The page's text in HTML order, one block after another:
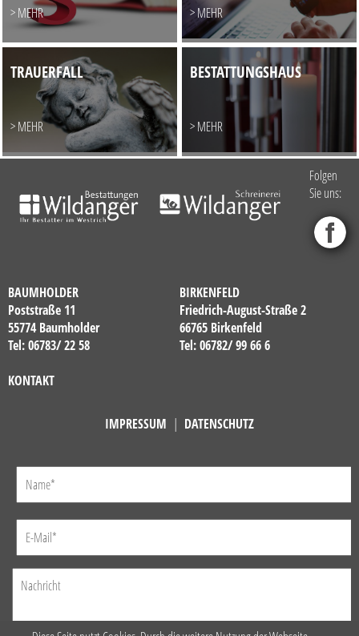
> MEHR > MEHR
TRAUERFALL
> MEHR
BESTATTUNGSHAUS
> MEHR
Folgen
Sie uns:
BAUMHOLDER
Poststraße 11
55774 Baumholder
Tel: 06783/ 22 58
KONTAKT
BIRKENFELD
Friedrich-August-Straße 2
66765 Birkenfeld
Tel: 06782/ 99 66 6
IMPRESSUM | DATENSCHUTZ